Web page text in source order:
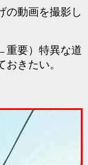
の動画を撮影し
重要）特異な道
きたい。